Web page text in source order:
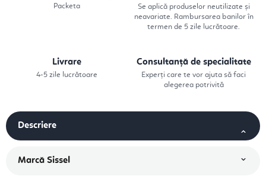
Packeta
Se aplică produselor neutilizate și
neavariate. Rambursarea banilor în
termen de 5 zile lucrătoare.
Livrare
4-5 zile lucrătoare
Consultanță de specialitate
Experți care te vor ajuta să faci
alegerea potrivită
Descriere
Marcă Sissel